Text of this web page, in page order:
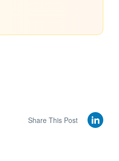
Share This Post